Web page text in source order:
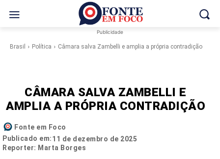
Publicidade
Brasil Política Câmara salva Zambelli e amplia a própria contradição
CÂMARA SALVA ZAMBELLI E
AMPLIA A PRÓPRIA CONTRADIÇÃO
Fonte em Foco
Publicado em:11 de dezembro de 2025
Reporter: Marta Borges